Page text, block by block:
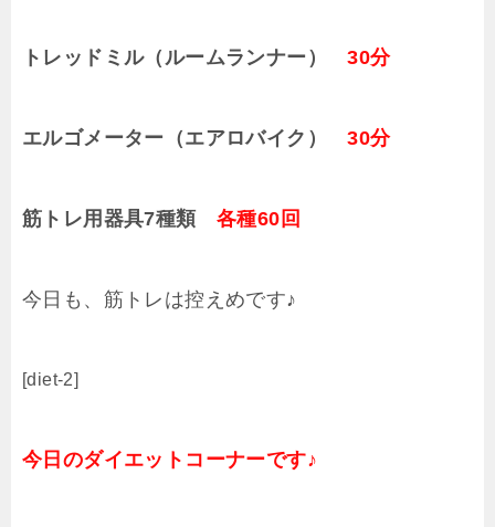
トレッドミル（ルームランナー）30分
エルゴメーター（エアロバイク）30分
筋トレ用器具7種類 各種60回
今日も、筋トレは控えめです♪
[diet-2]
今日のダイエットコーナーです♪